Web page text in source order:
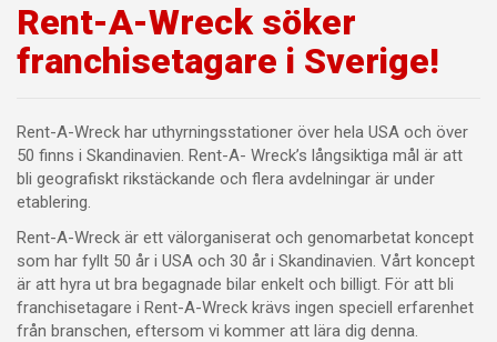
Rent-A-Wreck söker
franchisetagare i Sverige!
Rent-A-Wreck har uthyrningsstationer över hela USA och över
50 finns i Skandinavien. Rent-A- Wreck’s långsiktiga mål är att
bli geografiskt rikstäckande och flera avdelningar är under
etablering.
Rent-A-Wreck är ett välorganiserat och genomarbetat koncept
som har fyllt 50 år i USA och 30 år i Skandinavien. Vårt koncept
är att hyra ut bra begagnade bilar enkelt och billigt. För att bli
franchisetagare i Rent-A-Wreck krävs ingen speciell erfarenhet
från branschen, eftersom vi kommer att lära dig denna.